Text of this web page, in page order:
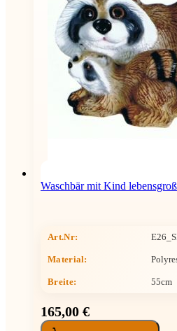
Waschbär mit Kind lebensgroß
Art.Nr:
Material:
Breite: 55cm
165,00 €